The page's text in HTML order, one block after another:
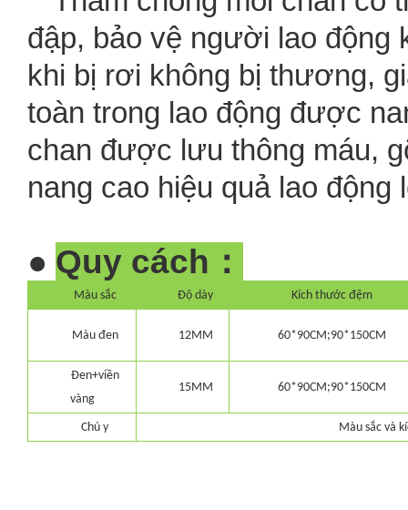
đập, bảo vệ người lao động
khi bị rơi không bị thương,
toàn trong lao động được
chan được lưu thông máu,
nang cao hiệu quả lao động
● Quy cách：
Màu sắc Độ dày Kích thước đệm
Màu đen 12MM 60*90CM;90*150CM
Đen+viền
vàng
15MM 60*90CM;90*150CM
Chú y Màu sắc và